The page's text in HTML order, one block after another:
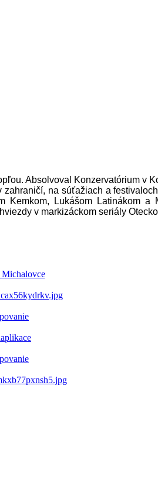
Absolvoval Konzervatórium v
na súťažiach a
Lukášom Latinákom a
v markizáckom seriály